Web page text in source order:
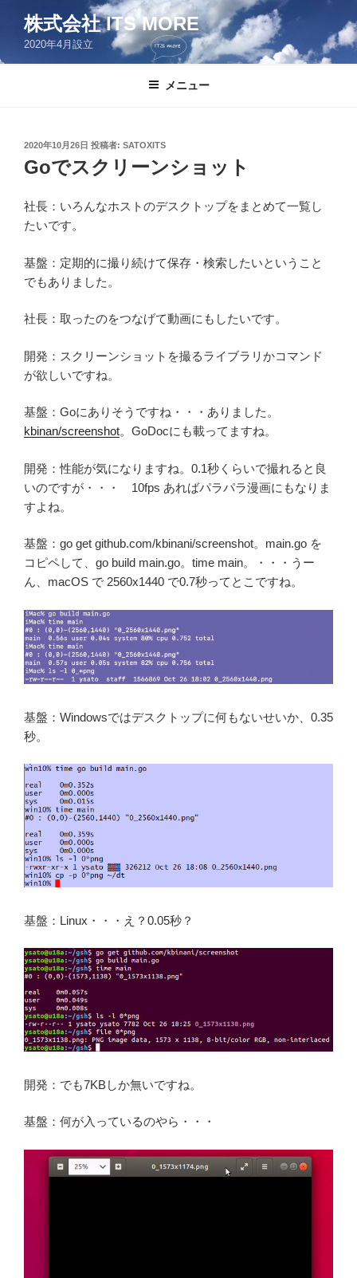
ン
株式会社 ITS MORE
2020年4月設立
メニュー
投
稿
日:
2020年10月26日 投稿者: SATOXITS
Goでスクリーンショット
社長：いろんなホストのデスクトップをまとめて一覧し
たいです。
基盤：定期的に撮り続けて保存・検索したいということ
でもありました。
社長：取ったのをつなげて動画にもしたいです。
開発：スクリーンショットを撮るライブラリかコマンド
が欲しいですね。
基盤：Goにありそうですね・・・ありました。
kbinan/screenshot。GoDocにも載ってますね。
開発：性能が気になりますね。0.1秒くらいで撮れると良
いのですが・・・ 10fps あればパラパラ漫画にもなりま
すよね。
基盤：go get github.com/kbinani/screenshot。main.go を
コピペして、go build main.go。time main。・・・うー
ん、macOS で 2560x1440 で0.7秒ってとこですね。
基盤：Windowsではデスクトップに何もないせいか、0.35
秒。
基盤：Linux・・・え？0.05秒？
開発：でも7KBしか無いですね。
基盤：何が入っているのやら・・・